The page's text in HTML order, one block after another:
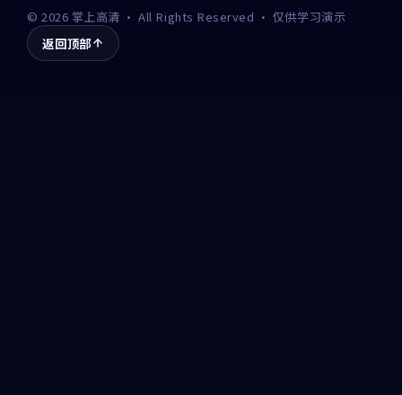
©2026 掌上高清 · All Rights Reserved · 仅供学习演示
返回顶部